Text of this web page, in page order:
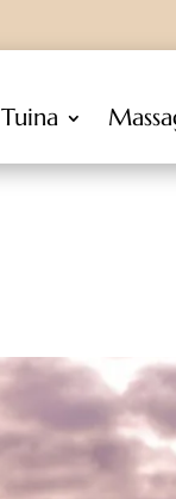
Tuina